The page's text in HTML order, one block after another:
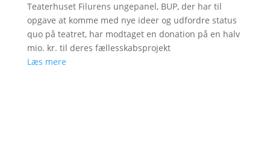
Teaterhuset Filurens ungepanel, BUP, der har til
opgave at komme med nye ideer og udfordre status
quo på teatret, har modtaget en donation på en halv
mio. kr. til deres fællesskabsprojekt
Læs mere